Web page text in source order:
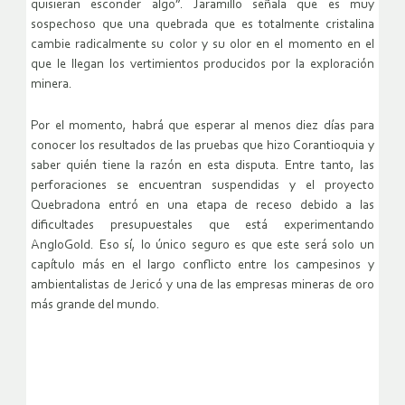
quisieran esconder algo”. Jaramillo señala que es muy
sospechoso que una quebrada que es totalmente cristalina
cambie radicalmente su color y su olor en el momento en el
que le llegan los vertimientos producidos por la exploración
minera.
Por el momento, habrá que esperar al menos diez días para
conocer los resultados de las pruebas que hizo Corantioquia y
saber quién tiene la razón en esta disputa. Entre tanto, las
perforaciones se encuentran suspendidas y el proyecto
Quebradona entró en una etapa de receso debido a las
dificultades presupuestales que está experimentando
AngloGold. Eso sí, lo único seguro es que este será solo un
capítulo más en el largo conflicto entre los campesinos y
ambientalistas de Jericó y una de las empresas mineras de oro
más grande del mundo.